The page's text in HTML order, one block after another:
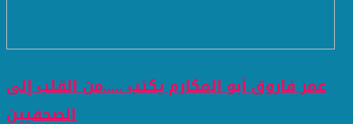
عمر فاروق أبو المكارم يكتب .....من القلب إلى
الصحفيين